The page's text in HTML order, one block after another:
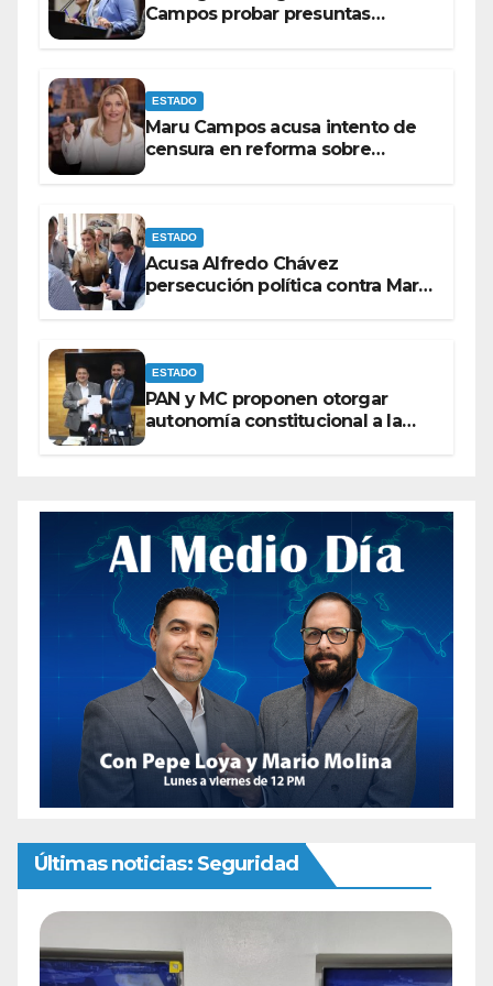
Campos probar presuntas
ESTADO
Maru Campos acusa intento de
censura en reforma sobre
ESTADO
Acusa Alfredo Chávez
persecución política contra Maru
ESTADO
PAN y MC proponen otorgar
autonomía constitucional a la
Últimas noticias: Seguridad